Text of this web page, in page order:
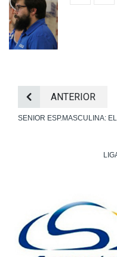
ANTERIOR
SENIOR ESP.MASCULINA: